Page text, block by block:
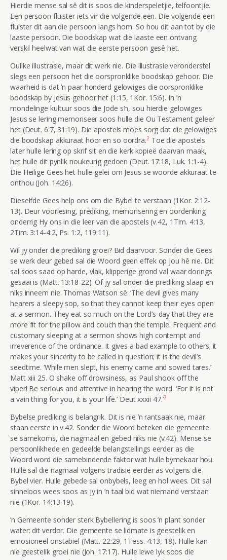
Hierdie mense sal sê dit is soos die kinderspeletjie, telfoontjie.
Een persoon fluister iets vir die volgende een. Die volgende een
fluister dit aan die persoon langs hom. So hou dit aan tot by die
laaste persoon. Die boodskap wat die laaste een ontvang
verskil heelwat van wat die eerste persoon gesê het.
Oulike illustrasie, maar dit werk nie. Die illustrasie veronderstel
slegs een persoon het die oorspronklike boodskap gehoor. Die
waarheid is dat ’n paar honderd gelowiges die oorspronklike
boodskap by Jesus gehoor het (1:15, 1Kor. 15:6). In ’n
mondelinge kultuur soos die Jode s’n, sou hierdie gelowiges
Jesus se lering memoriseer soos hulle die Ou Testament geleer
het (Deut. 6:7, 31:19). Die apostels moes sorg dat die gelowiges
die boodskap akkuraat hoor en so oordra.2Toe die apostels
later hulle lering op skrif sit en die kerk kopieë daarvan maak,
het hulle dit pynlik noukeurig gedoen (Deut. 17:18, Luk. 1:1-4).
Die Heilige Gees het hulle gelei om Jesus se woorde akkuraat te
onthou (Joh. 14:26).
Dieselfde Gees help ons om die Bybel te verstaan (1Kor. 2:12-
13). Deur voorlesing, prediking, memorisering en oordenking
onderrig Hy ons in die leer van die apostels (v.42, 1Tim. 4:13,
2Tim. 3:14-4:2, Ps. 1:2, 119:11).
Wil jy onder die prediking groei? Bid daarvoor. Sonder die Gees
se werk deur gebed sal die Woord geen effek op jou hê nie. Dit
sal soos saad op harde, vlak, klipperige grond val waar dorings
gesaai is (Matt. 13:18-22). Of jy sal onder die prediking slaap en
niks inneem nie. Thomas Watson sê: ‘The devil gives many
hearers a sleepy sop, so that they cannot keep their eyes open
at a sermon. They eat so much on the Lord’s-day that they are
more fit for the pillow and couch than the temple. Frequent and
customary sleeping at a sermon shows high contempt and
irreverence of the ordinance. It gives a bad example to others; it
makes your sincerity to be called in question; it is the devil’s
seedtime. ‘While men slept, his enemy came and sowed tares.’
Matt xiii 25. O shake off drowsiness, as Paul shook off the
viper! Be serious and attentive in hearing the word. ‘For it is not
a vain thing for you, it is your life.’ Deut xxxii 47.’3
Bybelse prediking is belangrik. Dit is nie ’n rantsaak nie, maar
staan eerste in v.42. Sonder die Woord beteken die gemeente
se samekoms, die nagmaal en gebed niks nie (v.42). Mense se
persoonlikhede en gedeelde belangstellings eerder as die
Woord word die samebindende faktor wat hulle bymekaar hou.
Hulle sal die nagmaal volgens tradisie eerder as volgens die
Bybel vier. Hulle gebede sal onbybels, leeg en hol wees. Dit sal
sinneloos wees soos as jy in ’n taal bid wat niemand verstaan
nie (1Kor. 14:13-19).
’n Gemeente sonder sterk Bybellering is soos ’n plant sonder
water: dit verdor. Die gemeente se lidmate is geestelik en
emosioneel onstabiel (Matt. 22:29, 1Tess. 4:13, 18). Hulle kan
nie geestelik groei nie (Joh. 17:17). Hulle lewe lyk soos die